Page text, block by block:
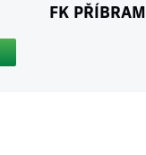
FK PŘÍBRAM